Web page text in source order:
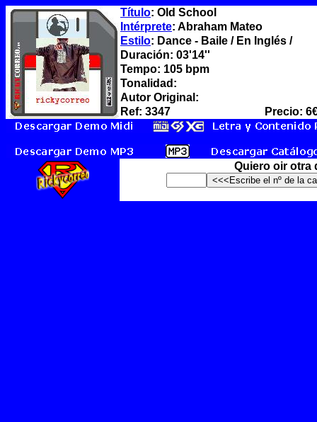
Título: Old School
Intérprete: Abraham Mateo
Estilo: Dance - Baile / En Inglés /
Duración: 03'14''
Tempo: 105 bpm
Tonalidad:
Autor Original:
Ref: 3347
Precio:
Quiero oir otra